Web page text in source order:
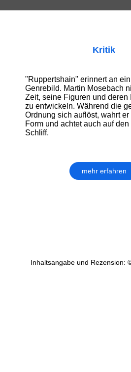
Kritik
"Ruppertshain" erinnert an
Genrebild. Martin Mosebach
Zeit, seine Figuren und deren
zu entwickeln. Während die
Ordnung sich auflöst, wahrt
Form und achtet auch auf
Schliff.
mehr erfahren
Inhaltsangabe und Rezension: